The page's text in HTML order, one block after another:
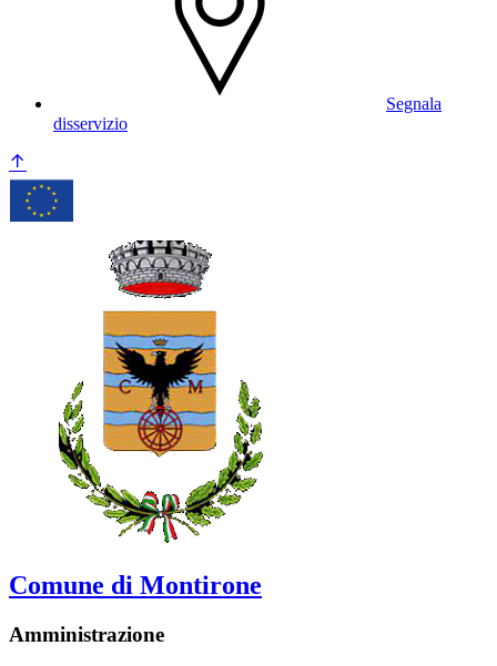
Segnala
disservizio
Comune di Montirone
Amministrazione